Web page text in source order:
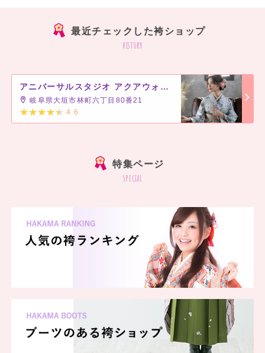
最近チェックした袴ショップ
history
アニバーサルスタジオ アクアウォーク大垣店
岐阜県大垣市林町六丁目80番21
4.6
特集ページ
special